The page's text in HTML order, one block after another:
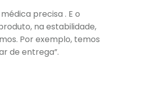
precisa . E o
na estabilidade,
Por exemplo, temos
de entrega”.